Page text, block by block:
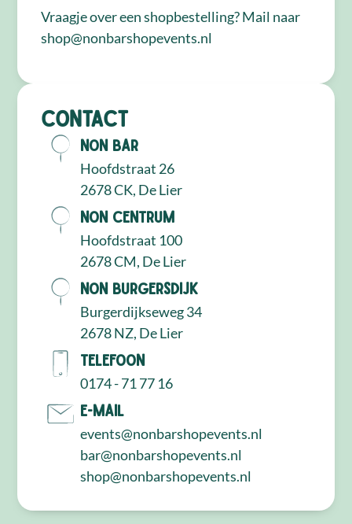
Vraagje over een shopbestelling? Mail naar
shop@nonbarshopevents.nl
Contact
NON Bar
Hoofdstraat 26
2678 CK, De Lier
NON Centrum
Hoofdstraat 100
2678 CM, De Lier
NON Burgersdijk
Burgerdijkseweg 34
2678 NZ, De Lier
Telefoon
0174 - 71 77 16
E-mail
events@nonbarshopevents.nl
bar@nonbarshopevents.nl
shop@nonbarshopevents.nl